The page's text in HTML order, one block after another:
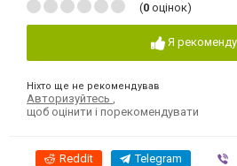
(0 оцінок)
Я
Ніхто ще не рекомендував
Авторизуйтесь
щоб оцінити і порекомендувати
Reddit Telegram